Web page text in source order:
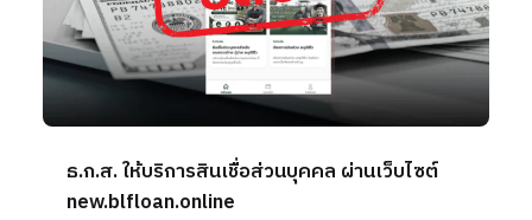
ธ.ก.ส. ให้บริการสินเชื่อส่วนบุคคล ผ่านเว็บไซต์
new.blfloan.online